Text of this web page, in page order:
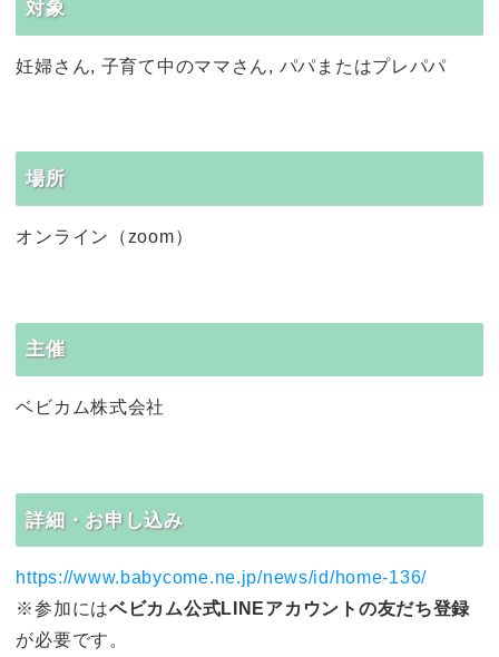
対象
妊婦さん, 子育て中のママさん, パパまたはプレパパ
場所
オンライン（zoom）
主催
ベビカム株式会社
詳細・お申し込み
https://www.babycome.ne.jp/news/id/home-136/
※参加にはベビカム公式LINEアカウントの友だち登録
が必要です。